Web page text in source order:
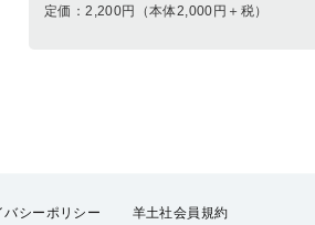
定価：2,200円（本体2,000円＋税）
バシーポリシー 羊土社会員規約